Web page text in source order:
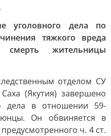
уголовного дела по
тяжкого вреда
смерть жительницы
отделом СУ
(Якутия) завершено
дела в отношении 59-
Он обвиняется в
ч. 4 ст.